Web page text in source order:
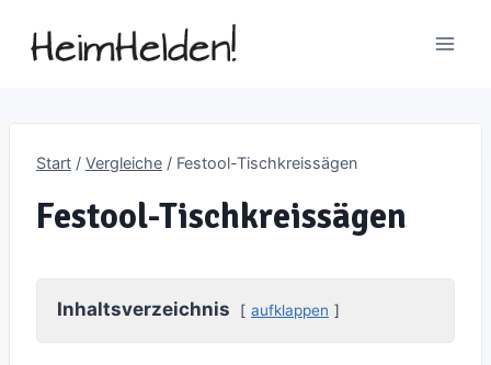
Inhalt
Start / Vergleiche / Festool-Tischkreissägen
Festool-Tischkreissägen
Inhaltsverzeichnis aufklappen